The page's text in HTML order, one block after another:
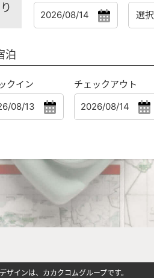
泊
クイン チェックアウト
ザインは、カカクコムグループです。